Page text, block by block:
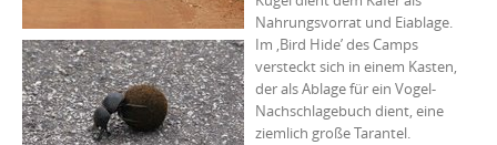
Nahrungsvorrat und Eiablage.
Im ‚Bird Hide’ des Camps
versteckt sich in einem Kasten,
der als Ablage für ein Vogel-
Nachschlagebuch dient, eine
ziemlich große Tarantel.